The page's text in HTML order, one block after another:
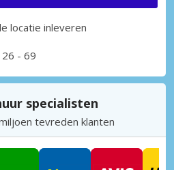
locatie inleveren
- 69
specialisten
tevreden klanten